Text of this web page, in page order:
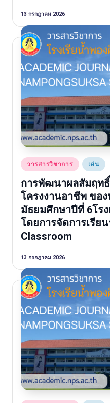
13 กรกฎาคม 2026
Posted
วารสารวิชาการ เด่น
การพัฒนาผลสัมฤทธิ์
โครงงานอาชีพ ขอ
มัธยมศึกษาปีที่ 6โร
โดยการจัดการเรีย
Classroom
13 กรกฎาคม 2026